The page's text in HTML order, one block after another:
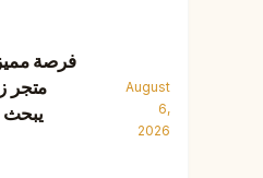
متجر
August
6,
2026